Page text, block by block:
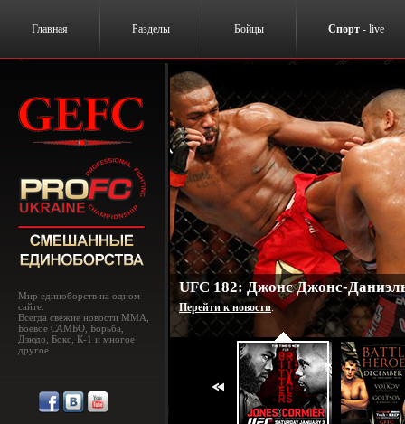
Главная Разделы Бойцы Спорт - live
Мир единоборств на одном
сайте.
Всегда свежие новости MMA,
Боевое САМБО, Борьба,
Дзюдо, Бокс, К-1 и многое
другое.
UFC 182: Джонс Джонс-
Перейти к новости.